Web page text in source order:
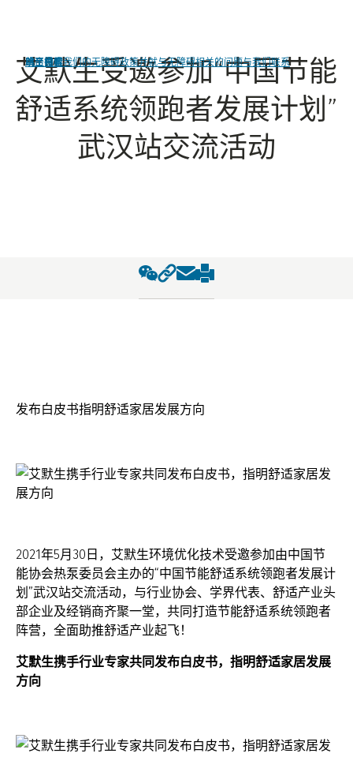
单击查看我们的无障碍政策并就与无障碍相关的问题与我们联系
跳至导航
跳至内容
跳至搜索
艾默生受邀参加“中国节能
舒适系统领跑者发展计划”
武汉站交流活动
发布白皮书指明舒适家居发展方向
2021年5月30日，艾默生环境优化技术受邀参加由中国节
能协会热泵委员会主办的“中国节能舒适系统领跑者发展计
划”武汉站交流活动，与行业协会、学界代表、舒适产业头
部企业及经销商齐聚一堂，共同打造节能舒适系统领跑者
阵营，全面助推舒适产业起飞！
艾默生携手行业专家共同发布白皮书，指明舒适家居发展
方向